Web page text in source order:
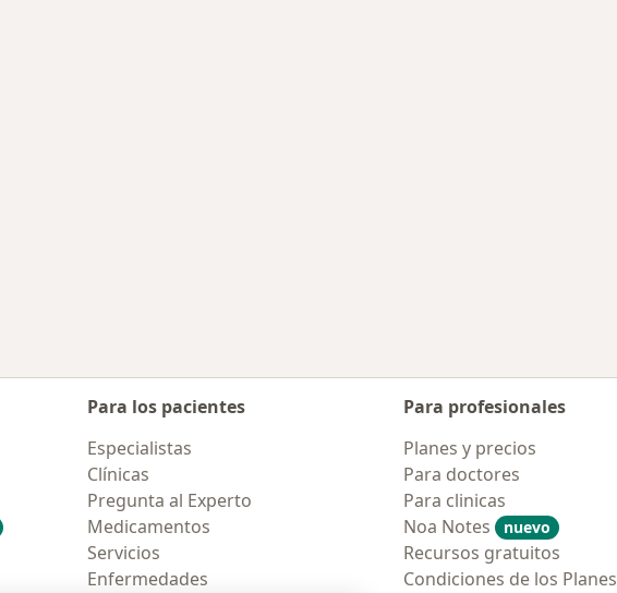
Para los pacientes
Especialistas
Clínicas
Pregunta al Experto
Medicamentos
Servicios
Enfermedades
Para profesionales
Planes y precios
Para doctores
Para clinicas
Noa Notes
nuevo
Recursos gratuitos
Condiciones de los Planes